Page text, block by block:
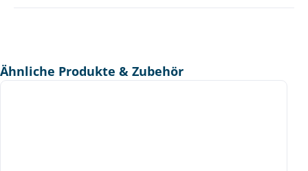
Produktgalerie überspringen
Ähnliche Produkte & Zubehör